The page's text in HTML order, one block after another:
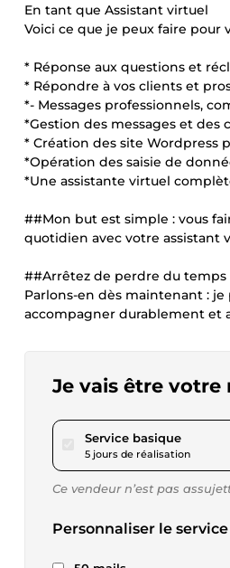
En tant que Assistant virtuel
Voici ce que je peux faire pour
* Réponse aux questions et
* Répondre à vos clients et
*- Messages professionnels,
*Gestion des messages et des
* Création des site Wordpress
*Opération des saisie de
*Une assistante virtuel
##Mon but est simple : vous
quotidien avec votre assistant
##Arrêtez de perdre du
Parlons-en dès maintenant :
accompagner durablement et
Je vais être
Service basiquepour
5 jours de réalisation
Ce vendeur n’est pas
Personnaliser le service